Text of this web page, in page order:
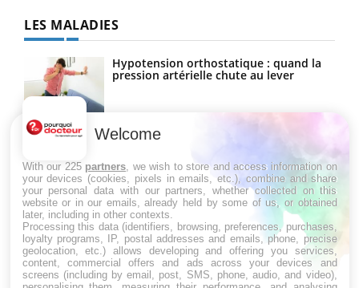
LES MALADIES
Hypotension orthostatique : quand la
pression artérielle chute au lever
Drépanocytose : une déformation des
Maladie de Charcot (Sclérose latérale
amyotrophique)
Welcome
With our 225 partners , we wish to store and access information on
your devices (cookies, pixels in emails, etc.), combine and share
your personal data with our partners, whether collected on this
website or in our emails, already held by some of us, or obtained
later, including in other contexts.
Processing this data (identifiers, browsing, preferences, purchases,
loyalty programs, IP, postal addresses and emails, phone, precise
geolocation, etc.) allows developing and offering you services,
content, commercial offers and ads across your devices and
screens (including by email, post, SMS, phone, audio, and video),